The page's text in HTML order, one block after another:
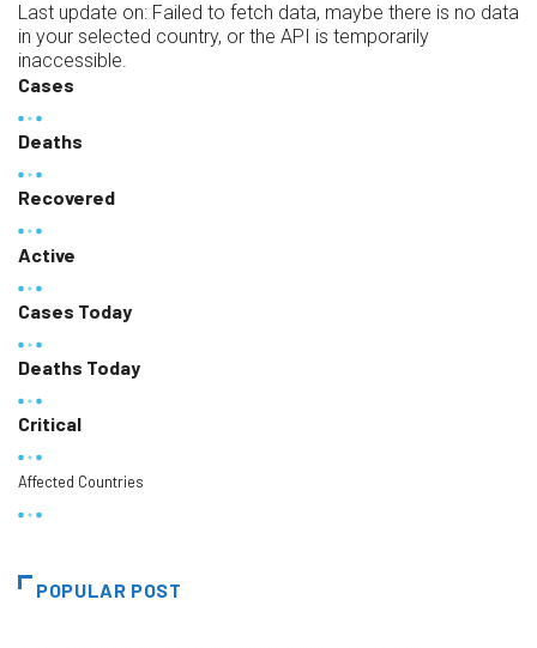
Last update on: Failed to fetch data, maybe there is no data
in your selected country, or the API is temporarily
inaccessible.
Cases
Deaths
Recovered
Active
Cases Today
Deaths Today
Critical
Affected Countries
POPULAR POST